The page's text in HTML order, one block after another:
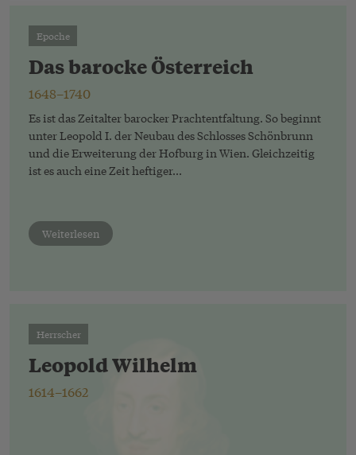
Epoche
Das barocke Österreich
1648–1740
Es ist das Zeitalter barocker Prachtentfaltung. So beginnt
unter Leopold I. der Neubau des Schlosses Schönbrunn
und die Erweiterung der Hofburg in Wien. Gleichzeitig
ist es auch eine Zeit heftiger...
Weiterlesen
Herrscher
Leopold Wilhelm
1614–1662